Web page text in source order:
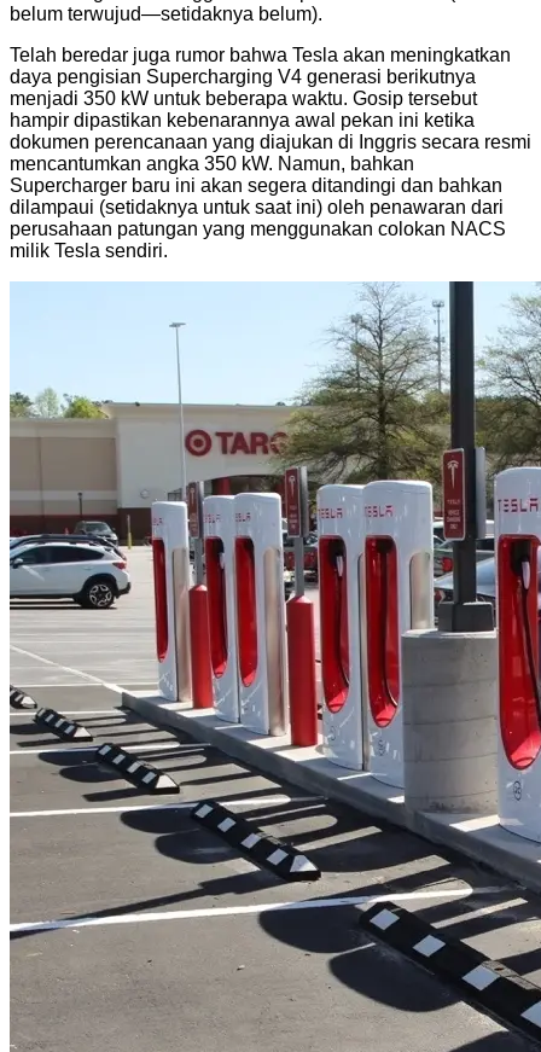
belum terwujud—setidaknya belum).
Telah beredar juga rumor bahwa Tesla akan meningkatkan
daya pengisian Supercharging V4 generasi berikutnya
menjadi 350 kW untuk beberapa waktu. Gosip tersebut
hampir dipastikan kebenarannya awal pekan ini ketika
dokumen perencanaan yang diajukan di Inggris secara resmi
mencantumkan angka 350 kW. Namun, bahkan
Supercharger baru ini akan segera ditandingi dan bahkan
dilampaui (setidaknya untuk saat ini) oleh penawaran dari
perusahaan patungan yang menggunakan colokan NACS
milik Tesla sendiri.